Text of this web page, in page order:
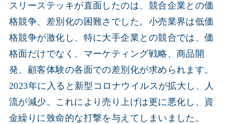
スリーステッキが直面したのは、競合企業との価
格競争、差別化の困難さでした。小売業界は低価
格競争が激化し、特に大手企業との競合では、価
格面だけでなく、マーケティング戦略、商品開
発、顧客体験の各面での差別化が求められます。
2023年に入ると新型コロナウイルスが拡大し、人
流が減少。これにより売り上げは更に悪化し、資
金繰りに致命的な打撃を与えてしまいました。